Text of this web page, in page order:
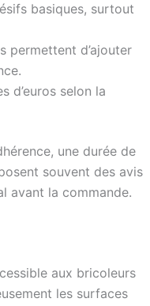
basiques, surtout
permettent d’ajouter
d’euros selon la
une durée de
souvent des avis
avant la commande.
aux bricoleurs
les surfaces